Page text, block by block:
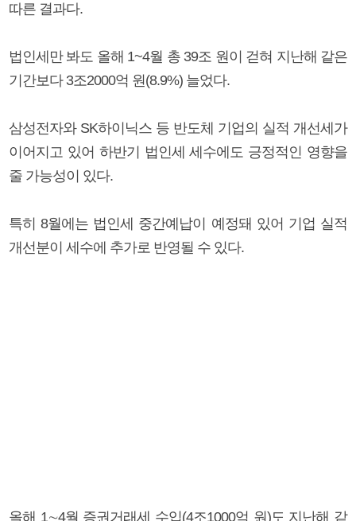
따른 결과다.
법인세만 봐도 올해 1~4월 총 39조 원이 걷혀 지난해 같은
기간보다 3조2000억 원(8.9%) 늘었다.
삼성전자와 SK하이닉스 등 반도체 기업의 실적 개선세가
이어지고 있어 하반기 법인세 세수에도 긍정적인 영향을
줄 가능성이 있다.
특히 8월에는 법인세 중간예납이 예정돼 있어 기업 실적
개선분이 세수에 추가로 반영될 수 있다.
올해 1∼4월 증권거래세 수입(4조1000억 원)도 지난해 같